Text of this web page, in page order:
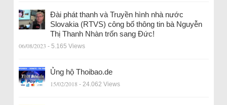
Đài phát thanh và Truyền hình nhà nước
Slovakia (RTVS) công bố thông tin bà Nguyễn
Thị Thanh Nhàn trốn sang Đức!
06/08/2023 - 5.165 Views
Ủng hộ Thoibao.de
15/02/2018 - 24.062 Views